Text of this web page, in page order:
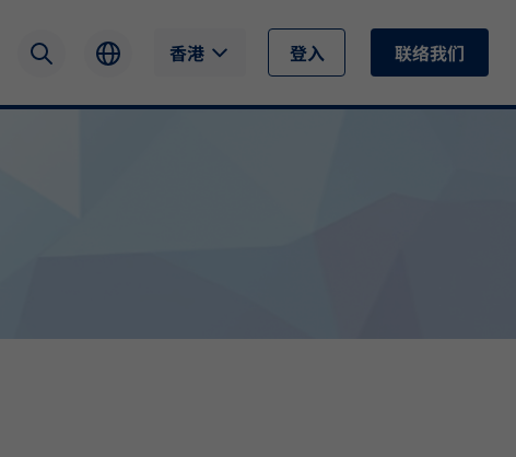
香港 登入 联络我们